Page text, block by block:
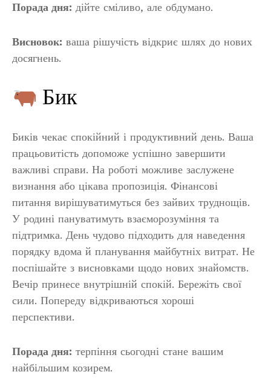
Порада дня: дійте сміливо, але обдумано.
Висновок: ваша рішучість відкриє шлях до нових
досягнень.
Бик
Биків чекає спокійний і продуктивний день. Ваша
працьовитість допоможе успішно завершити
важливі справи. На роботі можливе заслужене
визнання або цікава пропозиція. Фінансові
питання вирішуватимуться без зайвих труднощів.
У родині пануватимуть взаєморозуміння та
підтримка. День чудово підходить для наведення
порядку вдома й планування майбутніх витрат. Не
поспішайте з висновками щодо нових знайомств.
Вечір принесе внутрішній спокій. Бережіть свої
сили. Попереду відкриваються хороші
перспективи.
Порада дня: терпіння сьогодні стане вашим
найбільшим козирем.